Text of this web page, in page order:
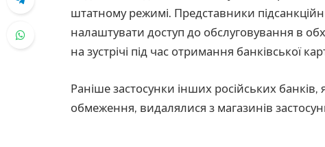
штатному режимі. Представники
налаштувати доступ до обслуговування в
на зустрічі під час отримання банківської
Раніше застосунки інших російських банків,
обмеження, видалялися з магазинів